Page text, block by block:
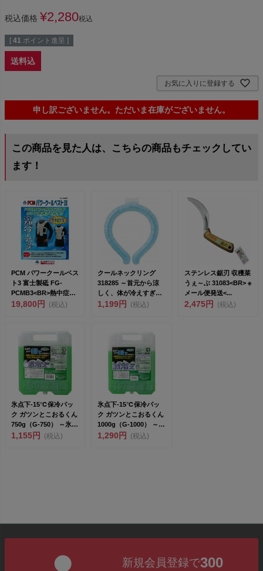
税込価格 ¥2,280税込
[ 41 ポイント進呈 ]
送料込
お気に入りに登録する
申し訳ございません。ただいま在庫がございません。
この商品を見た人は、こちらの商品もチェックしてい
ます！
PCM パワークールベス
ト3 富士製砥 FG-
PCMB3<BR>熱中症
対...
19,800円 (税込)
クールネックリング
318285 ～首元から涼
しく、体が冷えすぎな
い。一年中、繰り返...
1,199円 (税込)
ステンレス鋸刃 収穫菜
うぇ～ぶ 31083<BR> ※
メール便発送<...
2,475円 (税込)
氷点下-15℃保冷パッ
ク ガツンとこおるくん
750g（G-750） ～氷の
ようにダ...
1,155円 (税込)
氷点下-15℃保冷パッ
ク ガツンとこおるくん
1000g（G-1000） ～氷
のよう...
1,290円 (税込)
新規会員登録で300